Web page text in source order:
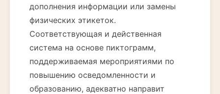
дополнения информации или замены
физических этикеток.
Соответствующая и действенная
система на основе пиктограмм,
поддерживаемая мероприятиями по
повышению осведомленности и
образованию, адекватно направит